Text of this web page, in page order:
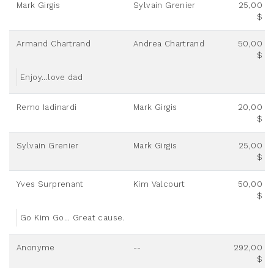
Mark Girgis Sylvain Grenier
25,00
$
Armand Chartrand Andrea Chartrand
50,00
$
Enjoy...love dad
Remo Iadinardi Mark Girgis
20,00
$
Sylvain Grenier Mark Girgis
25,00
$
Yves Surprenant Kim Valcourt
50,00
$
Go Kim Go... Great cause.
Anonyme --
292,00
$